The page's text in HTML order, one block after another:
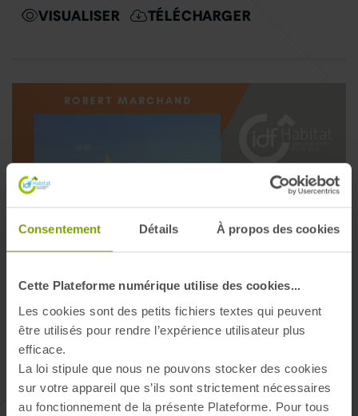
Consentement Détails À propos des cookies
Cette Plateforme numérique utilise des cookies...
Les cookies sont des petits fichiers textes qui peuvent
être utilisés pour rendre l’expérience utilisateur plus
efficace.
La loi stipule que nous ne pouvons stocker des cookies
sur votre appareil que s’ils sont strictement nécessaires
au fonctionnement de la présente Plateforme. Pour tous
VISUALISER TÉLÉCHARGER
20
AOÛT
Revue de presse
août 2023 - PDF (7 MO)
VISUALISER TÉLÉCHARGER